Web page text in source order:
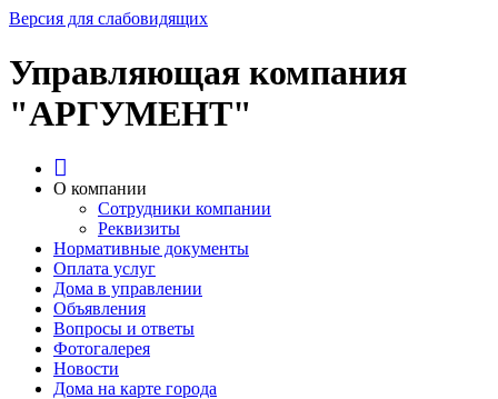
Версия для слабовидящих
Управляющая компания
"АРГУМЕНТ"
О компании
Сотрудники компании
Реквизиты
Нормативные документы
Оплата услуг
Дома в управлении
Объявления
Вопросы и ответы
Фотогалерея
Новости
Дома на карте города